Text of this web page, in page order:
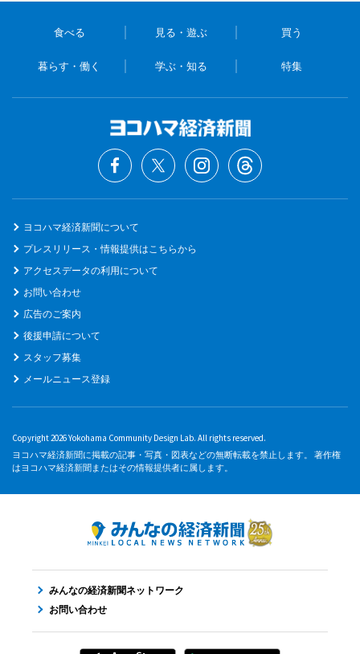
食べる 見る・遊ぶ 買う
暮らす・働く 学ぶ・知る 特集
ヨコハマ経済新聞について
プレスリリース・情報提供はこちらから
アクセスデータの利用について
お問い合わせ
広告のご案内
後援申請について
スタッフ募集
メールニュース登録
Copyright 2026 Yokohama Community Design Lab. All rights reserved.
ヨコハマ経済新聞に掲載の記事・写真・図表などの無断転載を禁止します。 著作権
はヨコハマ経済新聞またはその情報提供者に属します。
みんなの経済新聞ネットワーク
お問い合わせ